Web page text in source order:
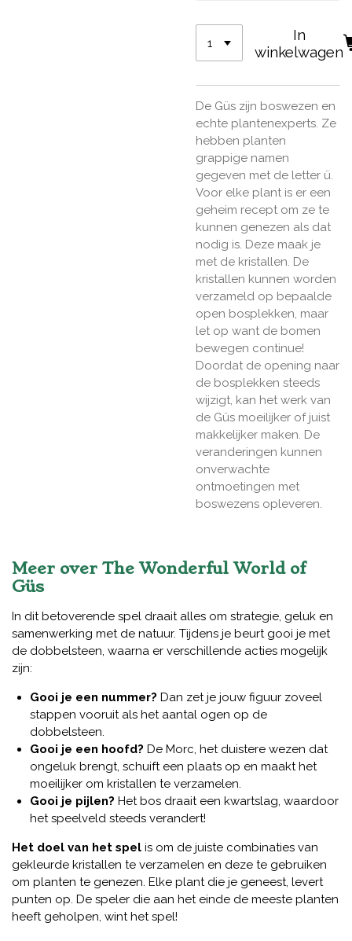
In
winkelwagen
De Güs zijn boswezen en
echte plantenexperts. Ze
hebben planten
grappige namen
gegeven met de letter ü.
Voor elke plant is er een
geheim recept om ze te
kunnen genezen als dat
nodig is. Deze maak je
met de kristallen. De
kristallen kunnen worden
verzameld op bepaalde
open bosplekken, maar
let op want de bomen
bewegen continue!
Doordat de opening naar
de bosplekken steeds
wijzigt, kan het werk van
de Güs moeilijker of juist
makkelijker maken. De
veranderingen kunnen
onverwachte
ontmoetingen met
boswezens opleveren.
Meer over The Wonderful World of
Güs
In dit betoverende spel draait alles om strategie, geluk en
samenwerking met de natuur. Tijdens je beurt gooi je met
de dobbelsteen, waarna er verschillende acties mogelijk
zijn:
Gooi je een nummer? Dan zet je jouw figuur zoveel
stappen vooruit als het aantal ogen op de
dobbelsteen.
Gooi je een hoofd? De Morc, het duistere wezen dat
ongeluk brengt, schuift een plaats op en maakt het
moeilijker om kristallen te verzamelen.
Gooi je pijlen? Het bos draait een kwartslag, waardoor
het speelveld steeds verandert!
Het doel van het spel is om de juiste combinaties van
gekleurde kristallen te verzamelen en deze te gebruiken
om planten te genezen. Elke plant die je geneest, levert
punten op. De speler die aan het einde de meeste planten
heeft geholpen, wint het spel!